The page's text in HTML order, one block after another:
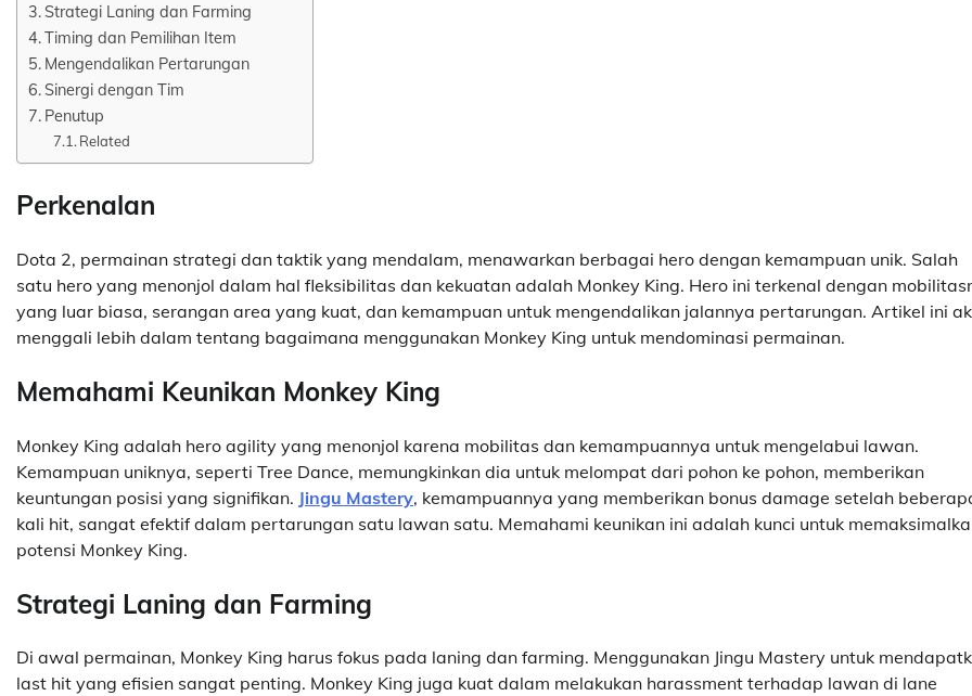
Strategi Laning dan Farming
Timing dan Pemilihan Item
Mengendalikan Pertarungan
Sinergi dengan Tim
Penutup
Related
Perkenalan
Dota 2, permainan strategi dan taktik yang mendalam, menawarkan berbagai hero dengan kemampuan unik. Salah
satu hero yang menonjol dalam hal fleksibilitas dan kekuatan adalah Monkey King. Hero ini terkenal dengan
yang luar biasa, serangan area yang kuat, dan kemampuan untuk mengendalikan jalannya pertarungan. Artikel ini
menggali lebih dalam tentang bagaimana menggunakan Monkey King untuk mendominasi permainan.
Memahami Keunikan Monkey King
Monkey King adalah hero agility yang menonjol karena mobilitas dan kemampuannya untuk mengelabui lawan.
Kemampuan uniknya, seperti Tree Dance, memungkinkan dia untuk melompat dari pohon ke pohon, memberikan
keuntungan posisi yang signifikan. Jingu Mastery, kemampuannya yang memberikan bonus damage setelah
kali hit, sangat efektif dalam pertarungan satu lawan satu. Memahami keunikan ini adalah kunci untuk
potensi Monkey King.
Strategi Laning dan Farming
Di awal permainan, Monkey King harus fokus pada laning dan farming. Menggunakan Jingu Mastery untuk
last hit yang efisien sangat penting. Monkey King juga kuat dalam melakukan harassment terhadap lawan di lane